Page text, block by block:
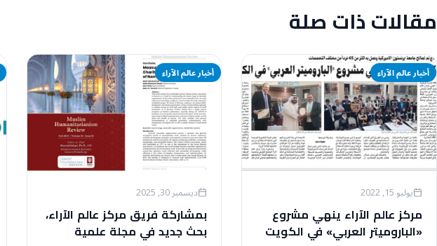
مقالات ذات صلة
أخبار عالم الآراء
يوليو 15, 2022
مركز عالم الآراء ينهي مشروع
«الباروميتر العربي» في الكويت
أخبار عالم الآراء
ديسمبر 30, 2025
بمشاركة فريق مركز عالم الآراء،
بحث جديد في مجلة علمية